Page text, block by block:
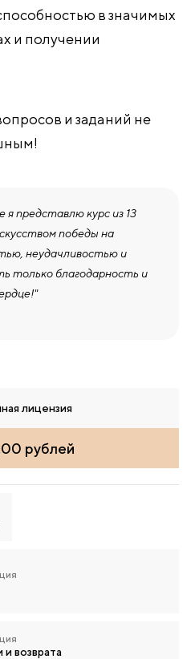
в значимых
и получении
и заданий не
я представлю курс из 13
победы на
неудачливостью и
только благодарность и
лицензия
рублей
и возврата